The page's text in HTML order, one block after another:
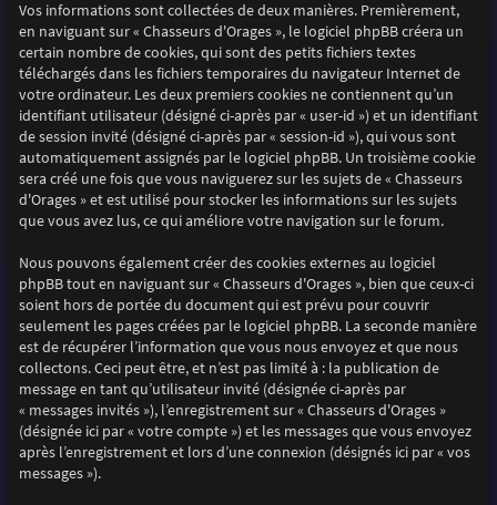
Vos informations sont collectées de deux manières. Premièrement,
en naviguant sur « Chasseurs d'Orages », le logiciel phpBB créera un
certain nombre de cookies, qui sont des petits fichiers textes
téléchargés dans les fichiers temporaires du navigateur Internet de
votre ordinateur. Les deux premiers cookies ne contiennent qu’un
identifiant utilisateur (désigné ci-après par « user-id ») et un identifiant
de session invité (désigné ci-après par « session-id »), qui vous sont
automatiquement assignés par le logiciel phpBB. Un troisième cookie
sera créé une fois que vous naviguerez sur les sujets de « Chasseurs
d'Orages » et est utilisé pour stocker les informations sur les sujets
que vous avez lus, ce qui améliore votre navigation sur le forum.
Nous pouvons également créer des cookies externes au logiciel
phpBB tout en naviguant sur « Chasseurs d'Orages », bien que ceux-ci
soient hors de portée du document qui est prévu pour couvrir
seulement les pages créées par le logiciel phpBB. La seconde manière
est de récupérer l’information que vous nous envoyez et que nous
collectons. Ceci peut être, et n’est pas limité à : la publication de
message en tant qu’utilisateur invité (désignée ci-après par
« messages invités »), l’enregistrement sur « Chasseurs d'Orages »
(désignée ici par « votre compte ») et les messages que vous envoyez
après l’enregistrement et lors d’une connexion (désignés ici par « vos
messages »).